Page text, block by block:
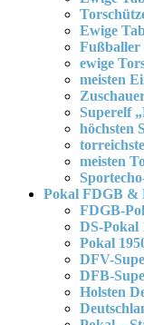
Ewige
Fußballer
ewige
meisten
Superelf
höchsten
meisten
Pokal FDGB &
FDGB-
DS-Pokal
Pokal
DFV-
DFB-
Holsten